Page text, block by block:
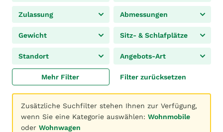
Zulassung Abmessungen
Gewicht Sitz- & Schlafplätze
Standort Angebots-Art
Mehr Filter Filter zurücksetzen
Zusätzliche Suchfilter stehen Ihnen zur Verfügung,
wenn Sie eine Kategorie auswählen: Wohnmobile
oder Wohnwagen